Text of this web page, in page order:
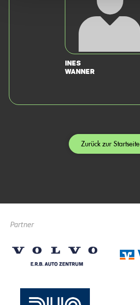
Ines
Wanner
Zurück zur Startseite
Partner